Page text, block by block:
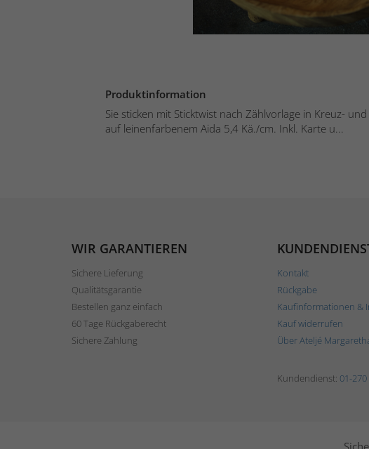
Produktinformation
Sie sticken mit Sticktwist nach Zählvorlage in Kreuz-
auf leinenfarbenem Aida 5,4 Kä./cm. Inkl. Karte u...
WIR GARANTIEREN
Sichere Lieferung
Qualitätsgarantie
Bestellen ganz einfach
60 Tage Rückgaberecht
Sichere Zahlung
Kontakt
Rückgabe
Kaufinformationen &
Kauf widerrufen
Über Ateljé
Kundendienst: 01-